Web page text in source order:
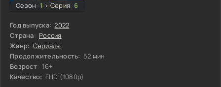
Сезон: 1 > Серия: 6
Год выпуска: 2022
Страна: Россия
Жанр: Сериалы
Продолжительность: 52 мин
Возрост: 16+
Качество: FHD (1080p)